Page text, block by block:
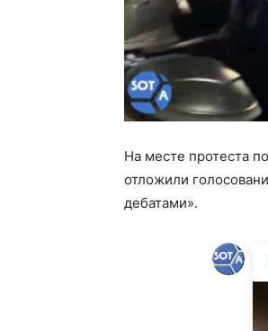
На месте протеста
отложили
дебатами».